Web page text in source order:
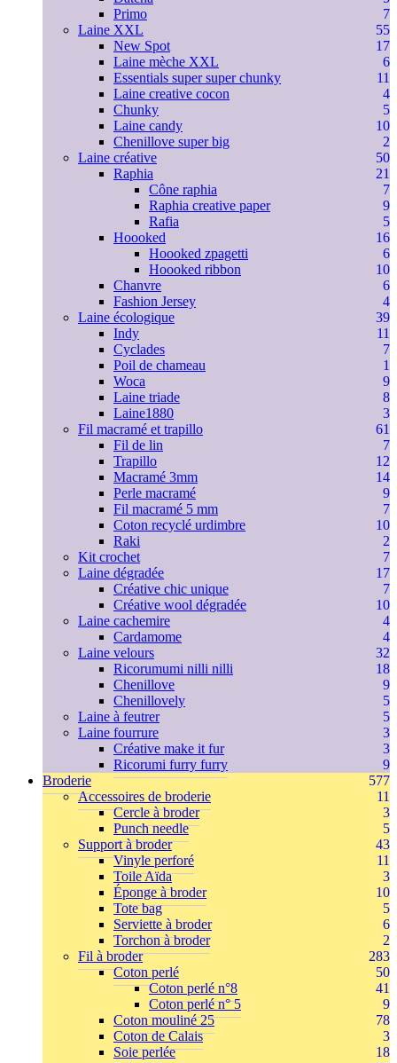
Primo
7
Laine XXL
55
New Spot
17
Laine mèche XXL
6
Essentials super super chunky
11
Laine creative cocon
4
Chunky
5
Laine candy
10
Chenillove super big
2
Laine créative
50
Raphia
21
Cône raphia
7
Raphia creative paper
9
Rafia
5
Hoooked
16
Hoooked zpagetti
6
Hoooked ribbon
10
Chanvre
6
Fashion Jersey
4
Laine écologique
39
Indy
11
Cyclades
7
Poil de chameau
1
Woca
9
Laine triade
8
Laine1880
3
Fil macramé et trapillo
61
Fil de lin
7
Trapillo
12
Macramé 3mm
14
Perle macramé
9
Fil macramé 5 mm
7
Coton recyclé urdimbre
10
Raki
2
Kit crochet
7
Laine dégradée
17
Créative chic unique
7
Créative wool dégradée
10
Laine cachemire
4
Cardamome
4
Laine velours
32
Ricorumumi nilli nilli
18
Chenillove
9
Chenillovely
5
Laine à feutrer
5
Laine fourrure
3
Créative make it fur
3
Ricorumi furry furry
9
Broderie
577
Accessoires de broderie
11
Cercle à broder
3
Punch needle
5
Support à broder
43
Vinyle perforé
11
Toile Aïda
3
Éponge à broder
10
Tote bag
5
Serviette à broder
6
Torchon à broder
2
Fil à broder
283
Coton perlé
50
Coton perlé n°8
41
Coton perlé n° 5
9
Coton mouliné 25
78
Coton de Calais
3
Soie perlée
18